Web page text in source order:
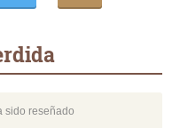
sido reseñado